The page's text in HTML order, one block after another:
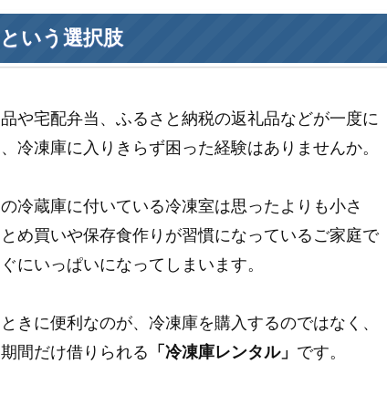
いう選択肢
や宅配弁当、ふるさと納税の返礼品などが一度に
冷凍庫に入りきらず困った経験はありませんか。
冷蔵庫に付いている冷凍室は思ったよりも小さ
とめ買いや保存食作りが習慣になっているご家庭で
にいっぱいになってしまいます。
きに便利なのが、冷凍庫を購入するのではなく、
間だけ借りられる
「冷凍庫レンタル」 です。